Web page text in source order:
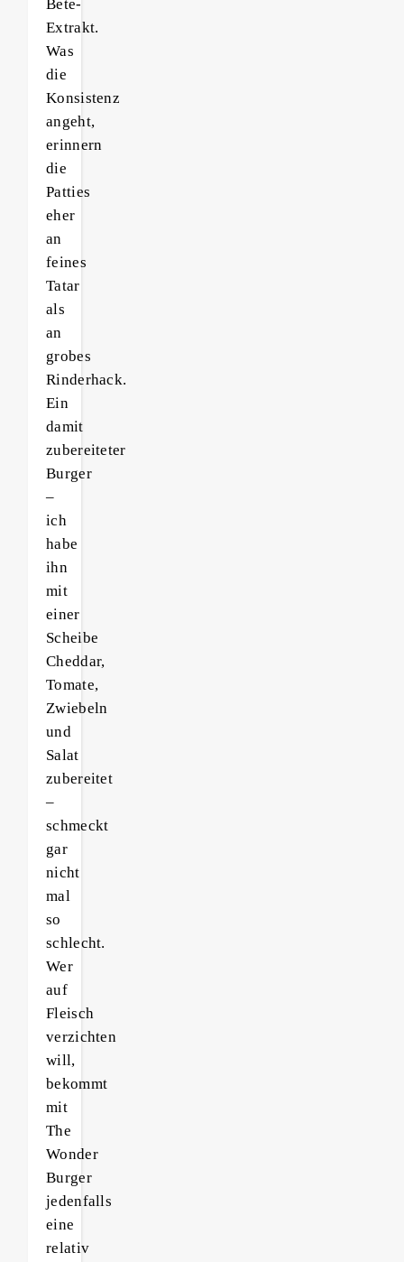
Bete-
Extrakt.
Was
die
Konsistenz
angeht,
erinnern
die
Patties
eher
an
feines
Tatar
als
an
grobes
Rinderhack.
Ein
damit
zubereiteter
Burger
–
ich
habe
ihn
mit
einer
Scheibe
Cheddar,
Tomate,
Zwiebeln
und
Salat
zubereitet
–
schmeckt
gar
nicht
mal
so
schlecht.
Wer
auf
Fleisch
verzichten
will,
bekommt
mit
The
Wonder
Burger
jedenfalls
eine
relativ